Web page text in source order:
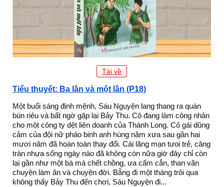
Tải về
Tiểu thuyết: Ba lần và một lần (P18)
Một buổi sáng định mệnh, Sáu Nguyện lang thang ra quán
bún riêu và bất ngờ gặp lại Bảy Thu. Cô đang làm công nhân
cho một công ty dệt liên doanh của Thành Long. Cô gái dũng
cảm của đội nữ pháo binh anh hùng năm xưa sau gần hai
mươi năm đã hoàn toàn thay đổi. Cái lãng mạn tưoi trẻ, căng
tràn nhựa sống ngày nào đã không còn nữa giờ đây chỉ còn
lại gần như một bà má chết chồng, ưa cấm cẳn, than vãn
chuyện làm ăn và chuyện đời. Bẵng đi một tháng trôi qua
không thấy Bảy Thu đến chơi, Sáu Nguyện đi...